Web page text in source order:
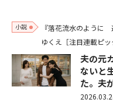
小説
『落花流水のように
ゆくえ［注目連載ピッ
夫の元
ないと
た。夫